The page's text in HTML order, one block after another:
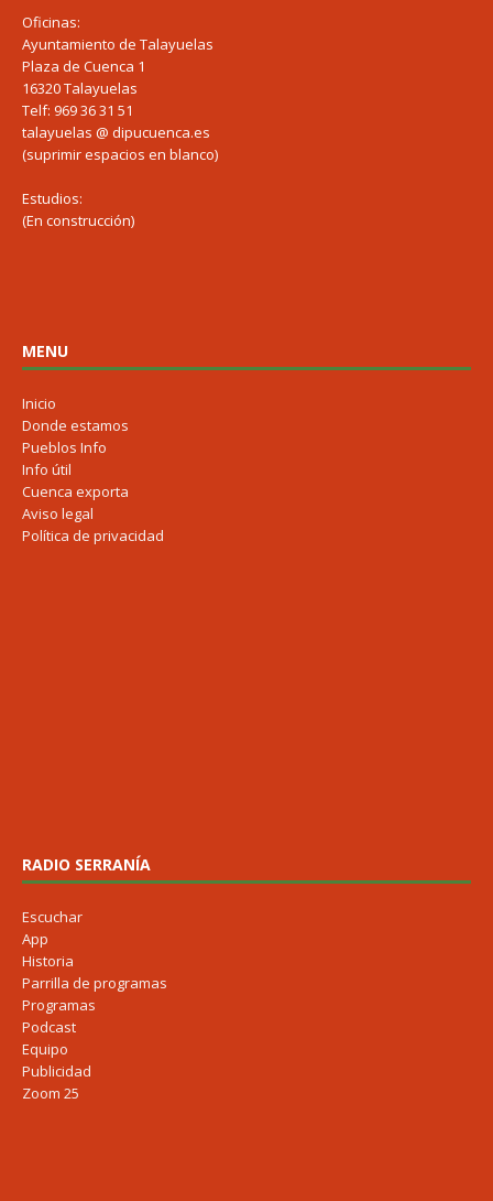
Oficinas:
Ayuntamiento de Talayuelas
Plaza de Cuenca 1
16320 Talayuelas
Telf: 969 36 31 51
talayuelas @ dipucuenca.es
(suprimir espacios en blanco)
Estudios:
(En construcción)
MENU
Inicio
Donde estamos
Pueblos Info
Info útil
Cuenca exporta
Aviso legal
Política de privacidad
RADIO SERRANÍA
Escuchar
App
Historia
Parrilla de programas
Programas
Podcast
Equipo
Publicidad
Zoom 25